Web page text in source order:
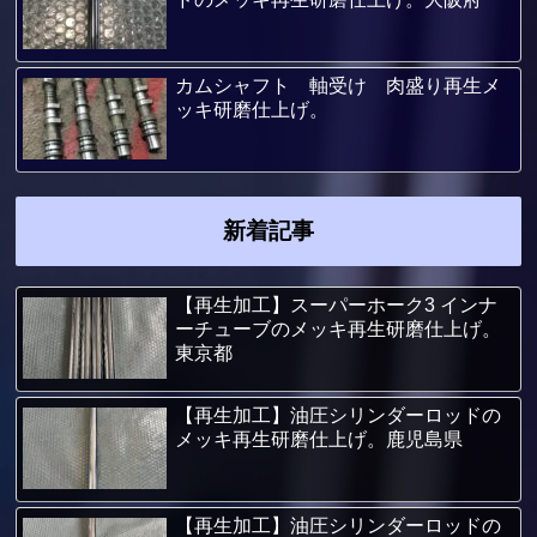
カムシャフト 軸受け 肉盛り再生メ
ッキ研磨仕上げ。
新着記事
【再生加工】スーパーホーク3 インナ
ーチューブのメッキ再生研磨仕上げ。
東京都
【再生加工】油圧シリンダーロッドの
メッキ再生研磨仕上げ。鹿児島県
【再生加工】油圧シリンダーロッドの